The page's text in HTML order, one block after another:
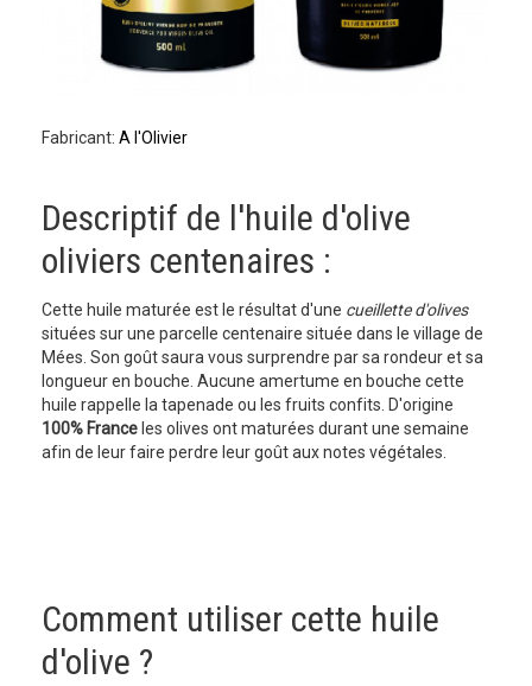
Fabricant: A l'Olivier
Descriptif de l'huile d'olive
oliviers centenaires :
Cette huile maturée est le résultat d'une cueillette d'olives
situées sur une parcelle centenaire située dans le village de
Mées. Son goût saura vous surprendre par sa rondeur et sa
longueur en bouche. Aucune amertume en bouche cette
huile rappelle la tapenade ou les fruits confits. D'origine
100% France les olives ont maturées durant une semaine
afin de leur faire perdre leur goût aux notes végétales.
Comment utiliser cette huile
d'olive ?